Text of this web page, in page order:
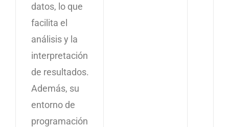
datos, lo que
facilita el
análisis y la
interpretación
de resultados.
Además, su
entorno de
programación